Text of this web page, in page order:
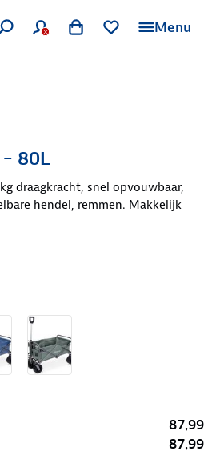
Menu
80L
draagkracht, snel opvouwbaar,
hendel, remmen. Makkelijk
87,99
87,99